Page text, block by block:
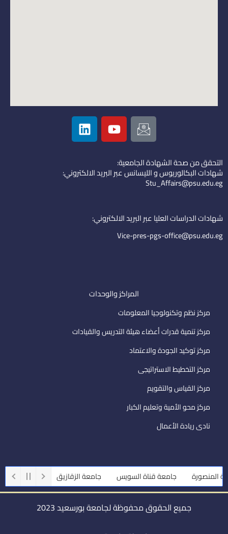
I
c
o
n
-
e
i
l
Y
o
u
u
b
L
i
n
e
d
التحقق من صحة الشهادة الجامعية:
شهادات البكالوريوس و الليسانس عبر البريد الالكتروني:
Stu_Affairs@psu.edu.eg
شهادات الدراسات العليا عبر البريد الالكتروني:
Vice-pres-pgs-office@psu.edu.eg
المراكز والوحدات
مركز نظم وتكنولوجيا المعلومات
مركز تنمية قدرات أعضاء هيئة التدريس والقيادات
مركز توكيد الجودة والاعتماد
مركز التخطيط الاستراتيجى
مركز القياس والتقويم
مركز محو الأمية وتعليم الكبار
نادى ريادة الأعمال
جامعة قناة السويس جامعة الزقازيق جامعة أسيوط
جميع الحقوق محفوظة لجامعة بورسعيد 2023